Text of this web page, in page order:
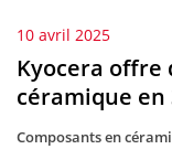
10 avril 2025
Kyocera offre
céramique en
Composants en